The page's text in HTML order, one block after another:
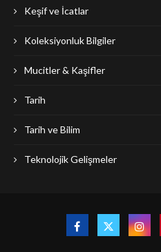
Keşif ve İcatlar
Koleksiyonluk Bilgiler
Mucitler & Kaşifler
Tarih
Tarih ve Bilim
Teknolojik Gelişmeler